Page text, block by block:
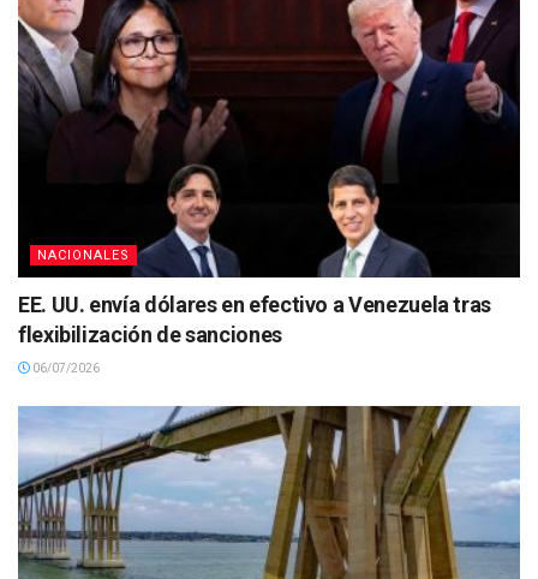
NACIONALES
EE. UU. envía dólares en efectivo a Venezuela tras
flexibilización de sanciones
06/07/2026